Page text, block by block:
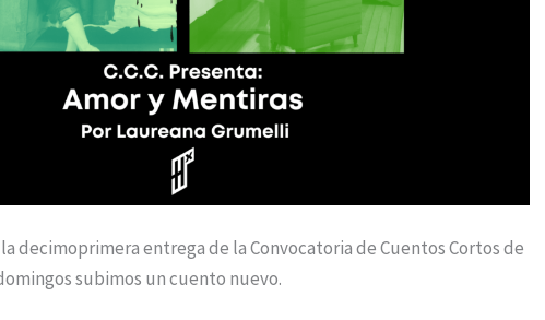
la decimoprimera entrega de la Convocatoria de Cuentos Cortos de
subimos un cuento nuevo.